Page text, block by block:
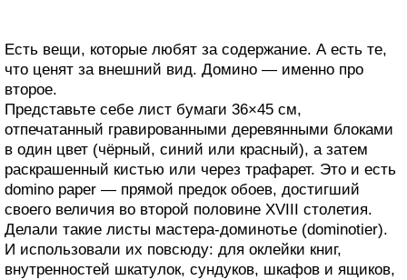
Есть вещи, которые любят за содержание. А есть те,
что ценят за внешний вид. Домино — именно про
второе.
Представьте себе лист бумаги 36×45 см,
отпечатанный гравированными деревянными блоками
в один цвет (чёрный, синий или красный), а затем
раскрашенный кистью или через трафарет. Это и есть
domino paper — прямой предок обоев, достигший
своего величия во второй половине XVIII столетия.
Делали такие листы мастера-доминотье (dominotier).
И использовали их повсюду: для оклейки книг,
внутренностей шкатулок, сундуков, шкафов и ящиков,